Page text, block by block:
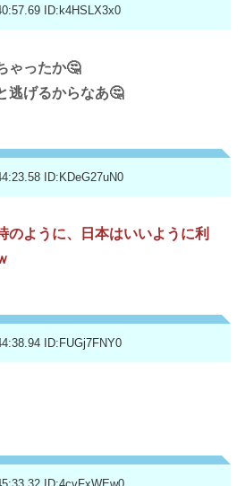
ID:k4HSLX3x0
ゃったか🤔
逃げるからなあ🤔
ID:KDeG27uN0
のように、日本はいいように利
ID:FUGj7FNY0